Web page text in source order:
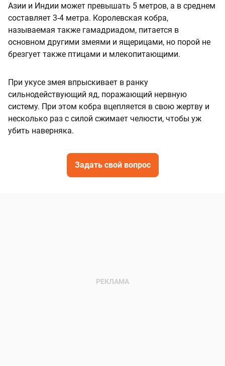
Азии и Индии может превышать 5 метров, а в среднем
составляет 3-4 метра. Королевская кобра,
называемая также гамадриадом, питается в
основном другими змеями и ящерицами, но порой не
брезгует также птицами и млекопитающими.
При укусе змея впрыскивает в ранку
сильнодействующий яд, поражающий нервную
систему. При этом кобра вцепляется в свою жертву и
несколько раз с силой сжимает челюсти, чтобы уж
убить наверняка.
Задать свой вопрос